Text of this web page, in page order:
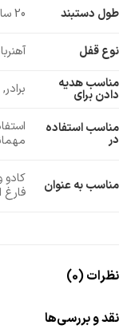
طول دستبند 20 سانتی متر
نوع قفل
مناسب هدیه
دادن برای
مناسب استفاده
در
مناسب به عنوان
کادو
فارغ
نظرات (0)
نقد و بررسی‌ها